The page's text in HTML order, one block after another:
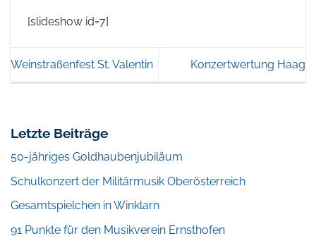
[slideshow id=7]
Weinstraßenfest St. Valentin Konzertwertung Haag
Letzte Beiträge
50-jähriges Goldhaubenjubiläum
Schulkonzert der Militärmusik Oberösterreich
Gesamtspielchen in Winklarn
91 Punkte für den Musikverein Ernsthofen